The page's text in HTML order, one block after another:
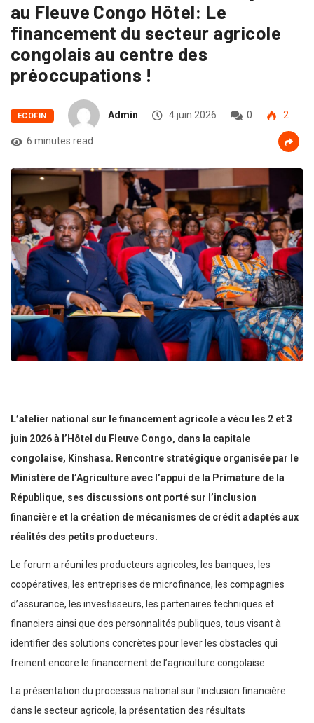
au Fleuve Congo Hôtel: Le
financement du secteur agricole
congolais au centre des
préoccupations !
ECOFIN Admin 4 juin 2026 0 2
6 minutes read
L’atelier national sur le financement agricole a vécu les 2 et 3
juin 2026 à l’Hôtel du Fleuve Congo, dans la capitale
congolaise, Kinshasa. Rencontre stratégique organisée par le
Ministère de l’Agriculture avec l’appui de la Primature de la
République, ses discussions ont porté sur l’inclusion
financière et la création de mécanismes de crédit adaptés aux
réalités des petits producteurs.
Le forum a réuni les producteurs agricoles, les banques, les
coopératives, les entreprises de microfinance, les compagnies
d’assurance, les investisseurs, les partenaires techniques et
financiers ainsi que des personnalités publiques, tous visant à
identifier des solutions concrètes pour lever les obstacles qui
freinent encore le financement de l’agriculture congolaise.
La présentation du processus national sur l’inclusion financière
dans le secteur agricole, la présentation des résultats